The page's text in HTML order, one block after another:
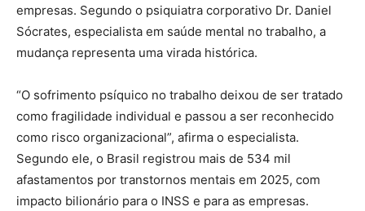
empresas. Segundo o psiquiatra corporativo Dr. Daniel
Sócrates, especialista em saúde mental no trabalho, a
mudança representa uma virada histórica.
“O sofrimento psíquico no trabalho deixou de ser tratado
como fragilidade individual e passou a ser reconhecido
como risco organizacional”, afirma o especialista.
Segundo ele, o Brasil registrou mais de 534 mil
afastamentos por transtornos mentais em 2025, com
impacto bilionário para o INSS e para as empresas.